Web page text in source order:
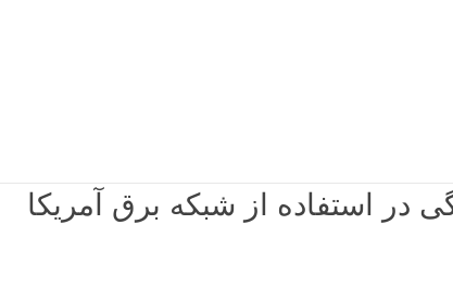
برای اثبات شایستگی در استفاده از شبکه برق آمریکا